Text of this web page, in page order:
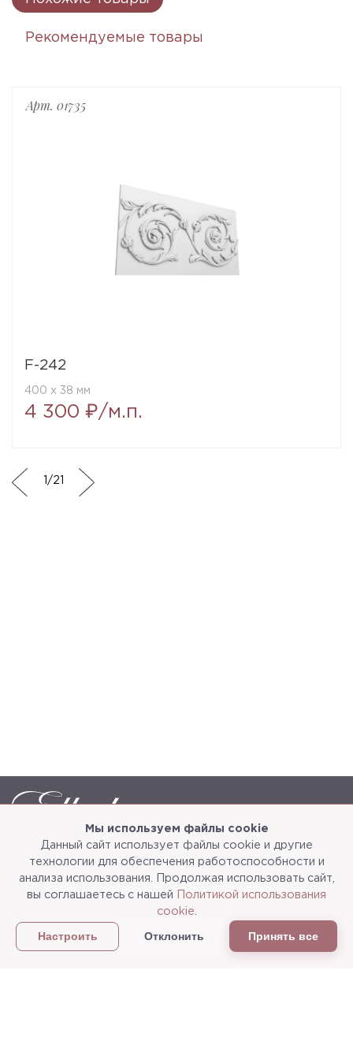
Мы используем файлы cookie
Данный сайт использует файлы cookie и другие
технологии для обеспечения работоспособности и
анализа использования. Продолжая использовать сайт,
вы соглашаетесь с нашей
Политикой использования
cookie
Настроить Отклонить Принять все
Рекомендуемые товары
Арт. 01735
F-242
400 x 38 мм
4 300 ₽/м.п.
/21
Каталог О компании
3d-тур
Сотрудничество Доставка и упаковка
Политика конфиденциальности